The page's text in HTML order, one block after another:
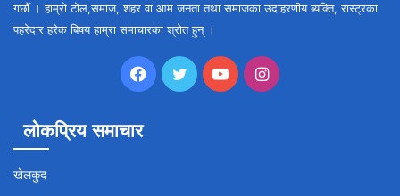
गर्छौँ । हाम्रो टोल,समाज, शहर वा आम जनता तथा समाजका उदाहरणीय ब्यक्ति, रास्ट्रका
पहरेदार हरेक बिषय हाम्रा समाचारका श्रोत हुन् ।
Facebook
TwitterYouTubeInstagram
लोकप्रिय समाचार
खेलकुद